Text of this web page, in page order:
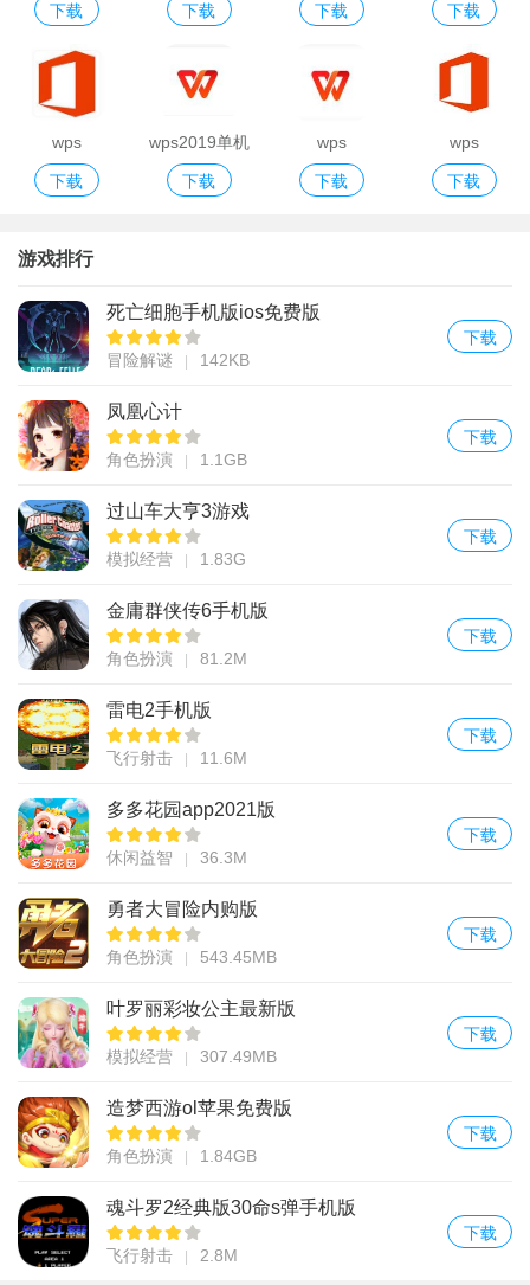
版
下载 版
下载 下载 版
下载
wps
office2007版
下载
wps2019单机
版
下载
wps
office2016版
下载
wps
office2010电
下载
游戏排行
死亡细胞手机版ios免费版
冒险解谜 142KB
下载
凤凰心计
角色扮演 1.1GB
下载
过山车大亨3游戏
模拟经营 1.83G
下载
金庸群侠传6手机版
角色扮演 81.2M
下载
雷电2手机版
飞行射击 11.6M
下载
多多花园app2021版
休闲益智 36.3M
下载
勇者大冒险内购版
角色扮演 543.45MB
下载
叶罗丽彩妆公主最新版
模拟经营 307.49MB
下载
造梦西游ol苹果免费版
角色扮演 1.84GB
下载
魂斗罗2经典版30命s弹手机版
飞行射击 2.8M
下载